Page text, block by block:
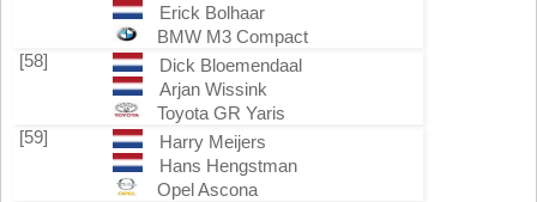
Erick Bolhaar
BMW M3 Compact
[58]
Dick Bloemendaal
Arjan Wissink
Toyota GR Yaris
[59]
Harry Meijers
Hans Hengstman
Opel Ascona